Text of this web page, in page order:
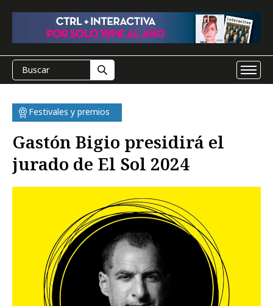
Festivales y premios
Gastón Bigio presidirá el
jurado de El Sol 2024